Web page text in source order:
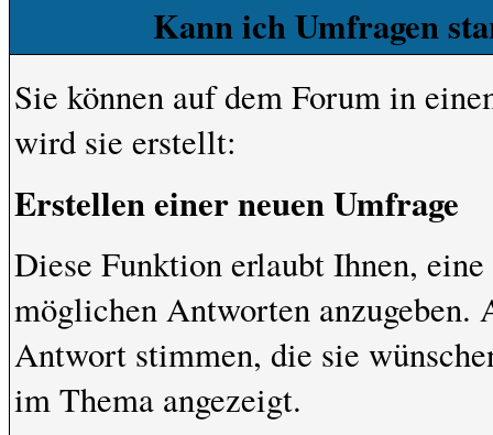
Kann ich Umfragen
Sie können auf dem Forum in
wird sie erstellt:
Erstellen einer neuen Umfrage
Diese Funktion erlaubt Ihnen,
möglichen Antworten anzugeben.
Antwort stimmen, die sie
im Thema angezeigt.